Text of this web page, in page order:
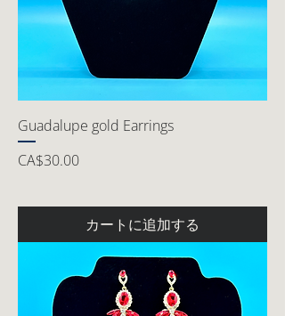
Guadalupe gold Earrings
価格
CA$30.00
カートに追加する